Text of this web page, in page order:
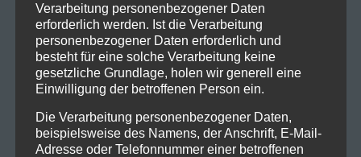
Dann aber ging es los. Pünktlich um 20 Uhr stürmten
Vincent und Dag die Bühne und nachdem der
Vorhang fiel gab es kein Halten mehr.
Mit einem perfekten Sound und einer grandiosen
brachten sie die Menge zum Mitsingen und
mitfeiern.
Verarbeitung personenbezogener Daten
erforderlich werden. Ist die Verarbeitung
personenbezogener Daten erforderlich und
besteht für eine solche Verarbeitung keine
gesetzliche Grundlage, holen wir generell eine
Einwilligung der betroffenen Person ein.
Die Verarbeitung personenbezogener Daten,
beispielsweise des Namens, der Anschrift, E-Mail-
Adresse oder Telefonnummer einer betroffenen